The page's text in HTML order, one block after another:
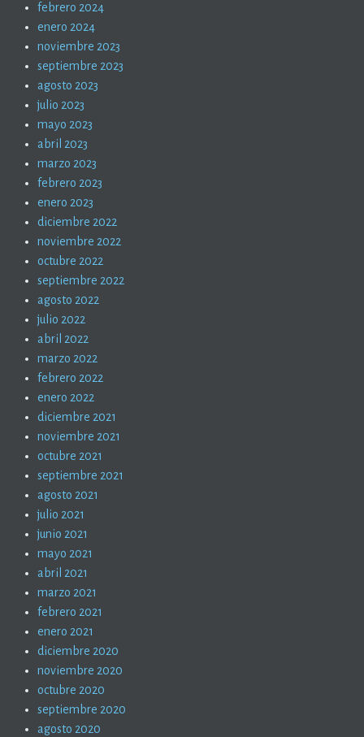
febrero 2024
enero 2024
noviembre 2023
septiembre 2023
agosto 2023
julio 2023
mayo 2023
abril 2023
marzo 2023
febrero 2023
enero 2023
diciembre 2022
noviembre 2022
octubre 2022
septiembre 2022
agosto 2022
julio 2022
abril 2022
marzo 2022
febrero 2022
enero 2022
diciembre 2021
noviembre 2021
octubre 2021
septiembre 2021
agosto 2021
julio 2021
junio 2021
mayo 2021
abril 2021
marzo 2021
febrero 2021
enero 2021
diciembre 2020
noviembre 2020
octubre 2020
septiembre 2020
agosto 2020